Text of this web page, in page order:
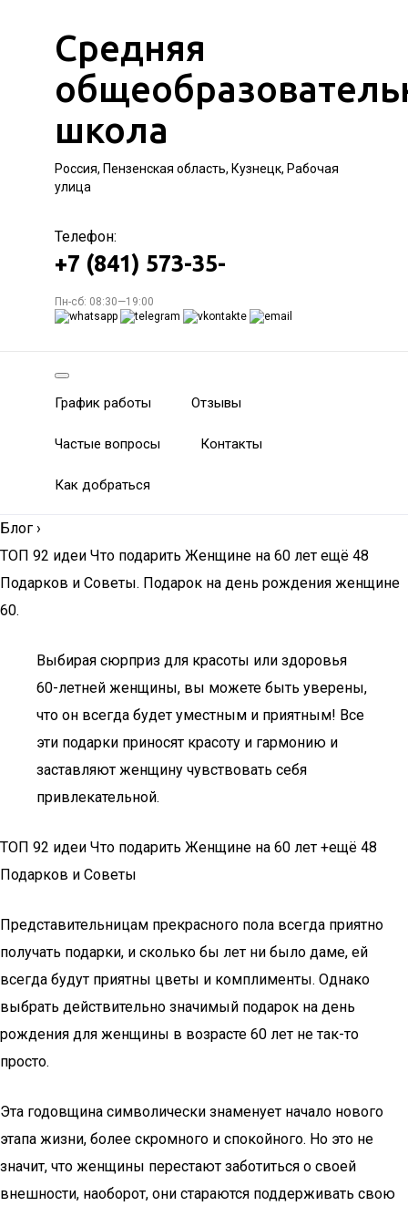
Средняя
школа
Россия, Пензенская область, Кузнецк, Рабочая
улица
Телефон:
+7 (841) 573-35-
Пн-сб: 08:30—19:00
График работы Отзывы
Частые вопросы Контакты
Как добраться
Блог ›
ТОП 92 идеи Что подарить Женщине на 60 лет ещё 48
Подарков и Советы. Подарок на день рождения женщине
60.
Выбирая сюрприз для красоты или здоровья
60-летней женщины, вы можете быть уверены,
что он всегда будет уместным и приятным! Все
эти подарки приносят красоту и гармонию и
заставляют женщину чувствовать себя
привлекательной.
ТОП 92 идеи Что подарить Женщине на 60 лет +ещё 48
Подарков и Советы
Представительницам прекрасного пола всегда приятно
получать подарки, и сколько бы лет ни было даме, ей
всегда будут приятны цветы и комплименты. Однако
выбрать действительно значимый подарок на день
рождения для женщины в возрасте 60 лет не так-то
просто.
Эта годовщина символически знаменует начало нового
этапа жизни, более скромного и спокойного. Но это не
значит, что женщины перестают заботиться о своей
внешности, наоборот, они стараются поддерживать свою